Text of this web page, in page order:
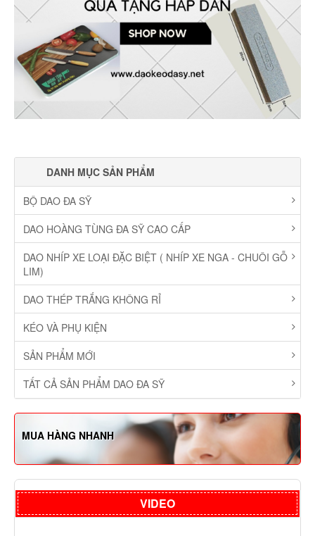
DANH MỤC SẢN PHẨM
BỘ DAO ĐA SỸ
DAO HOÀNG TÙNG ĐA SỸ CAO CẤP
DAO NHÍP XE LOẠI ĐẶC BIỆT ( NHÍP XE NGA - CHUÔI GỖ
LIM)
DAO THÉP TRẮNG KHÔNG RỈ
KÉO VÀ PHỤ KIỆN
SẢN PHẨM MỚI
TẤT CẢ SẢN PHẨM DAO ĐA SỸ
MUA HÀNG NHANH
VIDEO